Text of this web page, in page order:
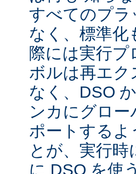
すべてのプ
なく、標準
際には実行
ボルは再エ
なく、DSO
ンカにグロ
ポートする
とが、実行
に DSO を使